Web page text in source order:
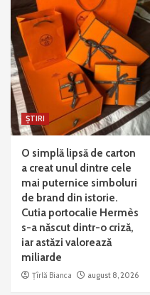
ȘTIRI
O simplă lipsă de carton
a creat unul dintre cele
mai puternice simboluri
de brand din istorie.
Cutia portocalie Hermès
s-a născut dintr-o criză,
iar astăzi valorează
miliarde
Țîrlă Bianca august 8, 2026